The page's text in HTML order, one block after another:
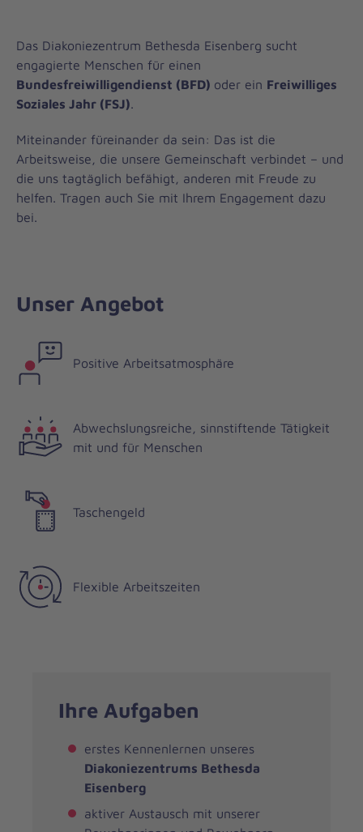
Das Diakoniezentrum Bethesda Eisenberg sucht
engagierte Menschen für einen
Bundesfreiwilligendienst (BFD) oder ein Freiwilliges
Soziales Jahr (FSJ).
Miteinander füreinander da sein: Das ist die
Arbeitsweise, die unsere Gemeinschaft verbindet – und
die uns tagtäglich befähigt, anderen mit Freude zu
helfen. Tragen auch Sie mit Ihrem Engagement dazu
bei.
Unser Angebot
Positive Arbeitsatmosphäre
Abwechslungsreiche, sinnstiftende Tätigkeit
mit und für Menschen
Taschengeld
Flexible Arbeitszeiten
Ihre Aufgaben
erstes Kennenlernen unseres
Diakoniezentrums Bethesda
Eisenberg
aktiver Austausch mit unserer